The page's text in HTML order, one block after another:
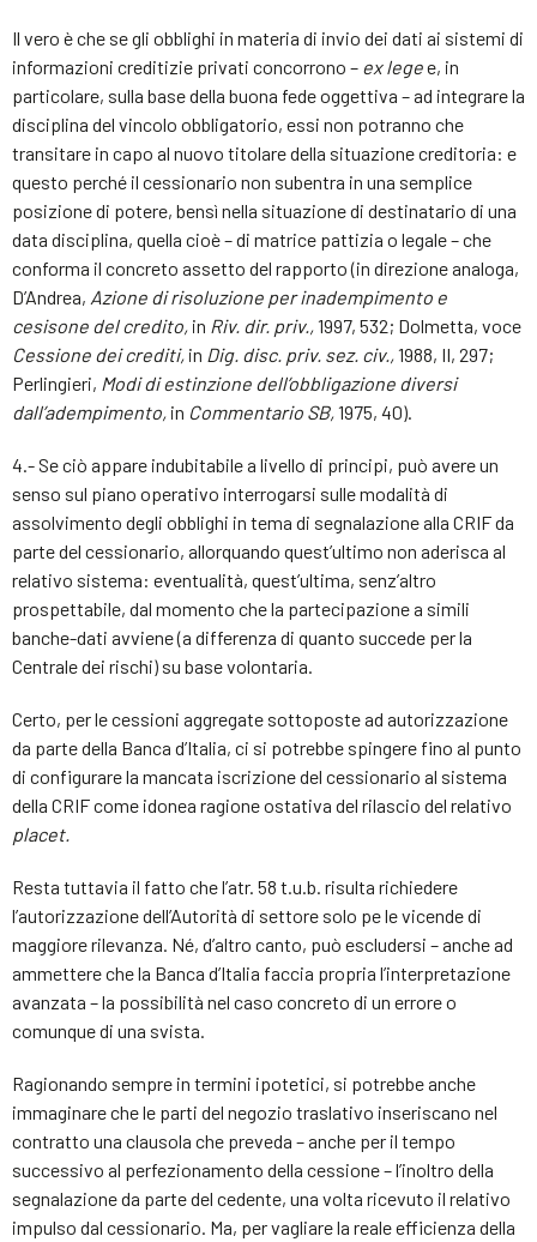
Il vero è che se gli obblighi in materia di invio dei dati ai sistemi di
informazioni creditizie privati concorrono – ex legee, in
particolare, sulla base della buona fede oggettiva – ad integrare la
disciplina del vincolo obbligatorio, essi non potranno che
transitare in capo al nuovo titolare della situazione creditoria: e
questo perché il cessionario non subentra in una semplice
posizione di potere, bensì nella situazione di destinatario di una
data disciplina, quella cioè – di matrice pattizia o legale – che
conforma il concreto assetto del rapporto (in direzione analoga,
D’Andrea, Azione di risoluzione per inadempimento e
cesisone del credito, in Riv. dir. priv.,1997, 532; Dolmetta, voce
Cessione dei crediti, in Dig. disc. priv. sez. civ.,1988, II, 297;
Perlingieri, Modi di estinzione dell’obbligazione diversi
dall’adempimento, in Commentario SB,1975, 40).
4.- Se ciò appare indubitabile a livello di principi, può avere un
senso sul piano operativo interrogarsi sulle modalità di
assolvimento degli obblighi in tema di segnalazione alla CRIF da
parte del cessionario, allorquando quest’ultimo non aderisca al
relativo sistema: eventualità, quest’ultima, senz’altro
prospettabile, dal momento che la partecipazione a simili
banche-dati avviene (a differenza di quanto succede per la
Centrale dei rischi) su base volontaria.
Certo, per le cessioni aggregate sottoposte ad autorizzazione
da parte della Banca d’Italia, ci si potrebbe spingere fino al punto
di configurare la mancata iscrizione del cessionario al sistema
della CRIF come idonea ragione ostativa del rilascio del relativo
placet.
Resta tuttavia il fatto che l’atr. 58 t.u.b. risulta richiedere
l’autorizzazione dell’Autorità di settore solo pe le vicende di
maggiore rilevanza. Né, d’altro canto, può escludersi – anche ad
ammettere che la Banca d’Italia faccia propria l’interpretazione
avanzata – la possibilità nel caso concreto di un errore o
comunque di una svista.
Ragionando sempre in termini ipotetici, si potrebbe anche
immaginare che le parti del negozio traslativo inseriscano nel
contratto una clausola che preveda – anche per il tempo
successivo al perfezionamento della cessione – l’inoltro della
segnalazione da parte del cedente, una volta ricevuto il relativo
impulso dal cessionario. Ma, per vagliare la reale efficienza della